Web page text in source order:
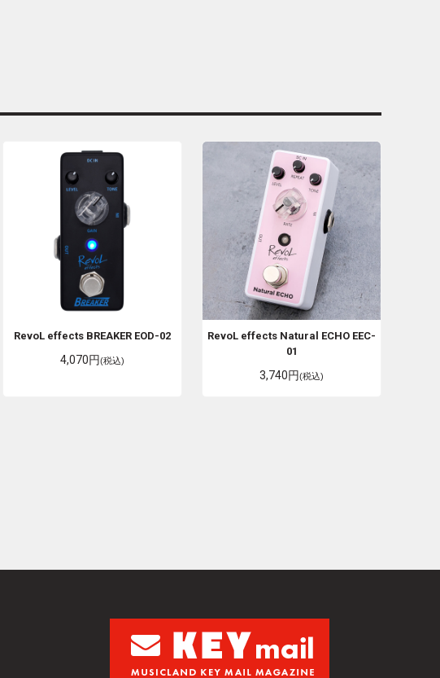
RevoL effects BREAKER EOD-02
4,070円(税込)
RevoL effects Natural ECHO EEC-
01
3,740円(税込)